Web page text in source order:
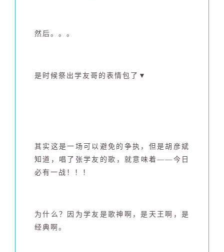
然后。。。
是时候祭出学友哥的表情包了 ▼
其实这是一场可以避免的争执，但是胡彦斌
知道，唱了张学友的歌，就意味着——今日
必有一战！！！
为什么？因为学友是歌神啊，是天王啊，是
经典啊。